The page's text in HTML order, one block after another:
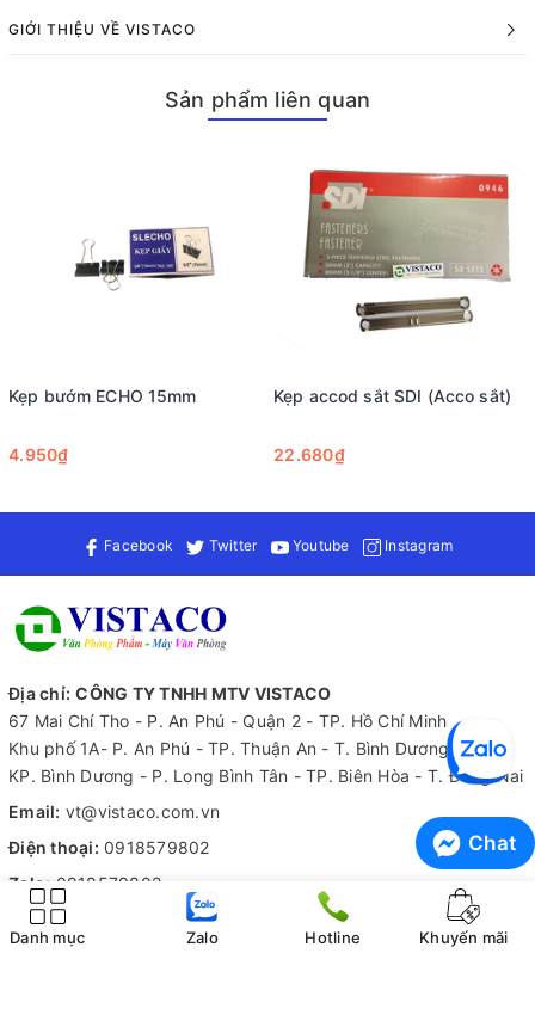
liệu.
Ứng dụng của kẹp Acco nhựa UNC
Giúp sắp xếp giấy tờ gọn gàng, tránh thất lạc.
Thích hợp cho học sinh, sinh viên, nhân viên văn phòng.
GIỚI THIỆU VỀ VISTACO
Sản phẩm liên quan
Kẹp bướm ECHO 15mm
4.950₫
Kẹp accod sắt SDI (Acco sắt)
22.680₫
Facebook Twitter Youtube Instagram
Địa chỉ: CÔNG TY TNHH MTV VISTACO
67 Mai Chí Tho - P. An Phú - Quận 2 - TP. Hồ Chí Minh
Khu phố 1A- P. An Phú - TP. Thuận An - T. Bình Dương
KP. Bình Dương - P. Long Bình Tân - TP. Biên Hòa - T. Đồng Nai
Email: vt@vistaco.com.vn
Điện thoại: 0918579802
Zalo: 0918579802
Tiếp nhận thông tin
Danh mục Zalo Hotline Khuyến mãi
Chat